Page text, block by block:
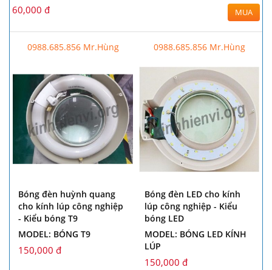
60,000 đ MUA
0988.685.856 Mr.Hùng
Bóng đèn huỳnh quang
cho kính lúp công nghiệp
- Kiểu bóng T9
MODEL: BÓNG T9
150,000 đ
0988.685.856 Mr.Hùng
Bóng đèn LED cho kính
lúp công nghiệp - Kiểu
bóng LED
MODEL: BÓNG LED KÍNH
LÚP
150,000 đ